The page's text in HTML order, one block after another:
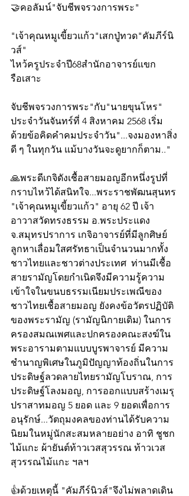
🤝คอลัมน์"จับชีพจรวงการพระ"
"เจ้าคุณหมูเขี้ยวแก้ว"เสกปู่ทวด"คัมภีร์นิ
วส์"
ไหว้ครูประจำปี68สำนักอาจารย์แขก
รือเสาะ
จับชีพจรวงการพระ"กับ"นายขุนโหร"
ประจำวันจันทร์ที่ 4 สิงหาคม 2568 เริ่ม
ด้วยข้อคิดคำคมประจำวัน"...จงมองหาสิ่ง
ดี ๆ ในทุกวัน แม้บางวันจะดูยากก็ตาม.."
🙏พระดีเกจิดังเชื้อสายมอญอีกหนึ่งรูปที่
กราบไหว้ได้สนิทใจ...พระราชพัฒนสุนทร
"เจ้าคุณหมูเขี้ยวแก้ว" อายุ 62 ปี เจ้า
อาวาสวัดทรงธรรม อ.พระประแดง
จ.สมุทรปราการ เกจิอาจารย์ที่มีลูกศิษย์
ลูกหาเลื่อมใสศรัทธาเป็นจำนวนมากทั้ง
ชาวไทยและชาวต่างประเทศ  ท่านมีเชื้อ
สายรามัญโดยกำเนิดจึงมีความรู้ความ
เข้าใจในขนบธรรมเนียมประเพณีของ
ชาวไทยเชื้อสายมอญ ยังคงข้อวัตรปฏิบัติ
ของพระรามัญ (รามัญนิกายเดิม) ในการ
ครองสมณเพศและปกครองคณะสงฆ์ใน
พระอารามตามแบบบูรพาจารย์ มีความ
ชำนาญพิเศษในภูมิปัญญาท้องถิ่นในการ
ประดิษฐ์ลวดลายไทยรามัญโบราณ, การ
ประดิษฐ์โลงมอญ, การออกแบบสร้างเมรุ
ปราสาทมอญ 5 ยอด และ 9 ยอดเพื่อการ
อนุรักษ์...วัตถุมงคลของท่านได้รับความ
นิยมในหมู่นักสะสมหลายอย่าง อาทิ ชูชก
ไม้แกะ ผ้ายันต์ท้าวเวสสุวรรณ ท้าวเวส
สุวรรณไม้แกะ ฯลฯ
👍ด้วยเหตุนี้ "คัมภีร์นิวส์"จึงไม่พลาดเดิน